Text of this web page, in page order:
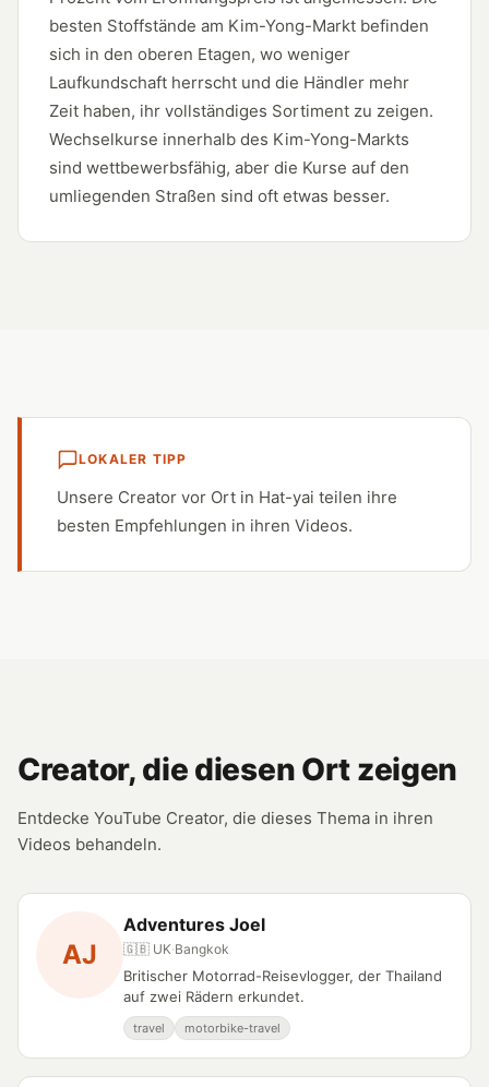
besten Stoffstände am Kim-Yong-Markt befinden
sich in den oberen Etagen, wo weniger
Laufkundschaft herrscht und die Händler mehr
Zeit haben, ihr vollständiges Sortiment zu zeigen.
Wechselkurse innerhalb des Kim-Yong-Markts
sind wettbewerbsfähig, aber die Kurse auf den
umliegenden Straßen sind oft etwas besser.
LOKALER TIPP
Unsere Creator vor Ort in Hat-yai teilen ihre
besten Empfehlungen in ihren Videos.
Creator, die diesen Ort zeigen
Entdecke YouTube Creator, die dieses Thema in ihren
Videos behandeln.
AJ
Adventures Joel
🇬🇧 UK·Bangkok
Britischer Motorrad-Reisevlogger, der Thailand
auf zwei Rädern erkundet.
travel motorbike-travel